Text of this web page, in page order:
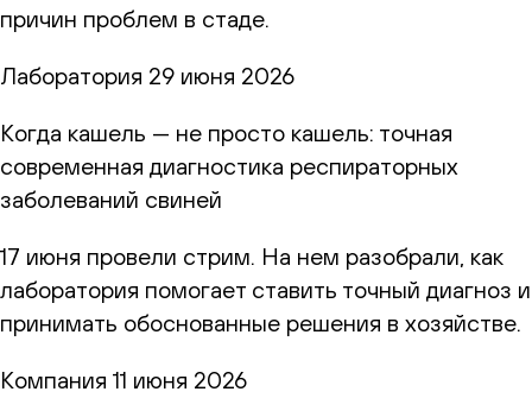
причин проблем в стаде.
Лаборатория 29 июня 2026
Когда кашель — не просто кашель: точная
современная диагностика респираторных
заболеваний свиней
17 июня провели стрим. На нем разобрали, как
лаборатория помогает ставить точный диагноз и
принимать обоснованные решения в хозяйстве.
Компания 11 июня 2026